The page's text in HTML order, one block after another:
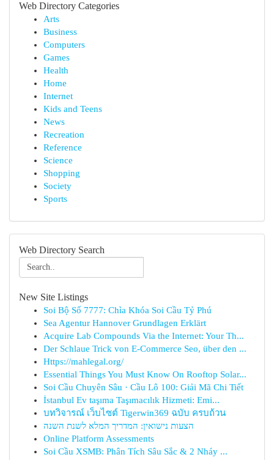
Web Directory Categories
Arts
Business
Computers
Games
Health
Home
Internet
Kids and Teens
News
Recreation
Reference
Science
Shopping
Society
Sports
Web Directory Search
New Site Listings
Soi Bộ Số 7777: Chìa Khóa Soi Cầu Tỷ Phú
Sea Agentur Hannover Grundlagen Erklärt
Acquire Lab Compounds Via the Internet: Your Th...
Der Schlaue Trick von E-Commerce Seo, über den ...
Https://mahlegal.org/
Essential Things You Must Know On Rooftop Solar...
Soi Cầu Chuyên Sâu · Cầu Lô 100: Giải Mã Chi Tiết
İstanbul Ev taşıma Taşımacılık Hizmeti: Emi...
บทวิจารณ์ เว็บไซต์ Tigerwin369 ฉบับ ครบถ้วน
הצעות נישואין: המדריך המלא לשנת השנה
Online Platform Assessments
Soi Cầu XSMB: Phân Tích Sâu Sắc & 2 Nháy ...